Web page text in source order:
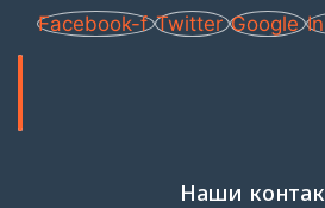
Facebook-f Twitter Google
Наши